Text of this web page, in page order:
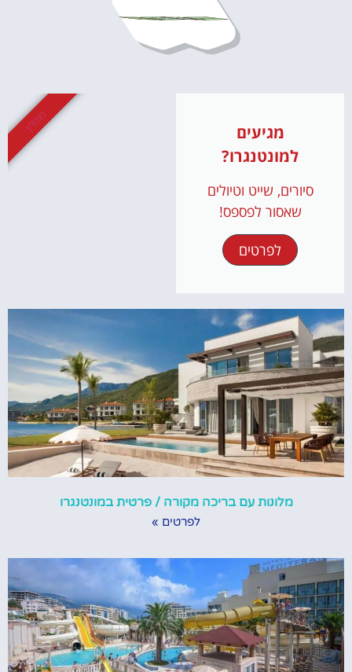
מגיעים
למונטנגרו?
סיורים, שייט וטיולים
שאסור לפספס!
לפרטים
מומלץ
מלונות עם בריכה מקורה / פרטית במונטנגרו
לפרטים »